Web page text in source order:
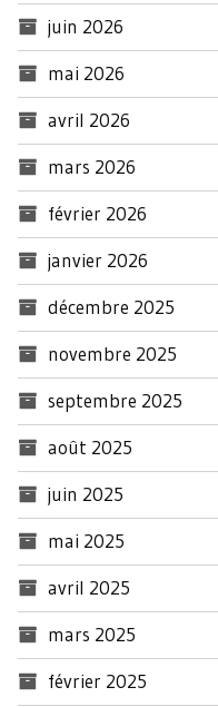
juin 2026
mai 2026
avril 2026
mars 2026
février 2026
janvier 2026
décembre 2025
novembre 2025
septembre 2025
août 2025
juin 2025
mai 2025
avril 2025
mars 2025
février 2025